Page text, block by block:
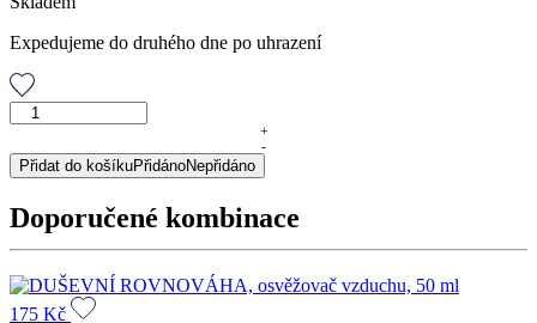
Expedujeme do druhého dne po uhrazení
RELAXAN,
vzduchu,
50
množství
+
-
Přidat do košíkuPřidánoNepřidáno
Doporučené kombinace
175 Kč